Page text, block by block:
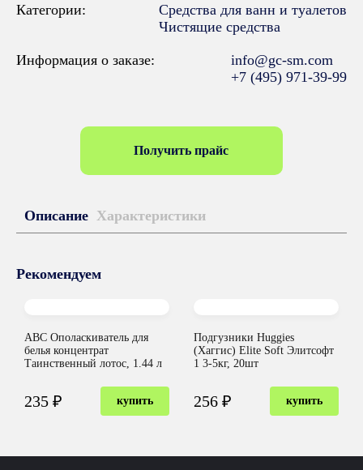
Категории:
Средства для ванн и туалетов
Чистящие средства
Информация о заказе:
info@gc-sm.com
+7 (495) 971-39-99
Получить прайс
Описание Характеристики
Рекомендуем
ABC Ополаскиватель для
белья концентрат
Таинственный лотос, 1.44 л
235 ₽ купить
Подгузники Huggies
(Хаггис) Elite Soft Элитсофт
1 3-5кг, 20шт
256 ₽ купить